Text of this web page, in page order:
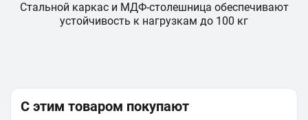
Стальной каркас и МДФ-столешница обеспечивают
устойчивость к нагрузкам до 100 кг
С этим товаром покупают